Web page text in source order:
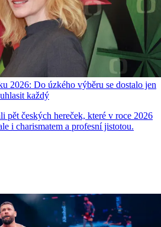
2026: Do úzkého výběru se dostalo jen
každý
pět českých hereček, které v roce 2026
i charismatem a profesní jistotou.